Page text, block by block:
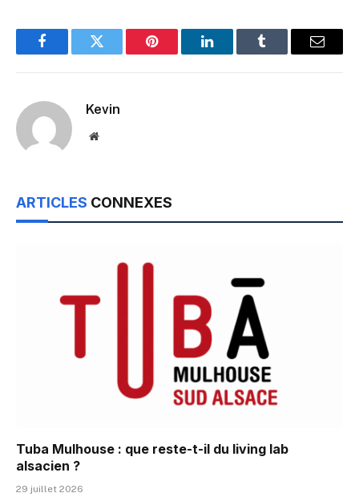
FacebookTwitter Pinterest LinkedInTumblr Email
Kevin
Website
ARTICLES CONNEXES
Tuba Mulhouse : que reste-t-il du living lab
alsacien ?
29 juillet 2026